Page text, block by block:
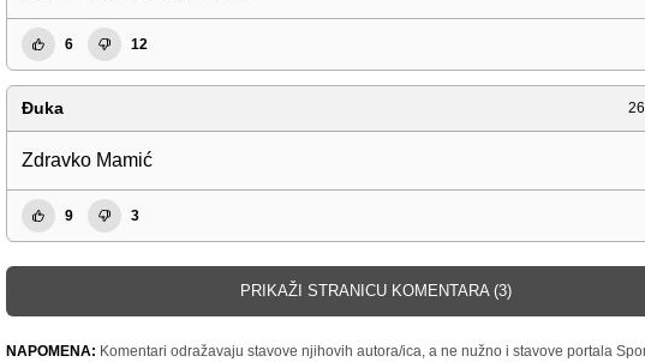
6 12
Đuka
Zdravko Mamić
9 3
PRIKAŽI STRANICU KOMENTARA (3)
NAPOMENA: Komentari odražavaju stavove njihovih autora/ica, a ne nužno i stavove portala